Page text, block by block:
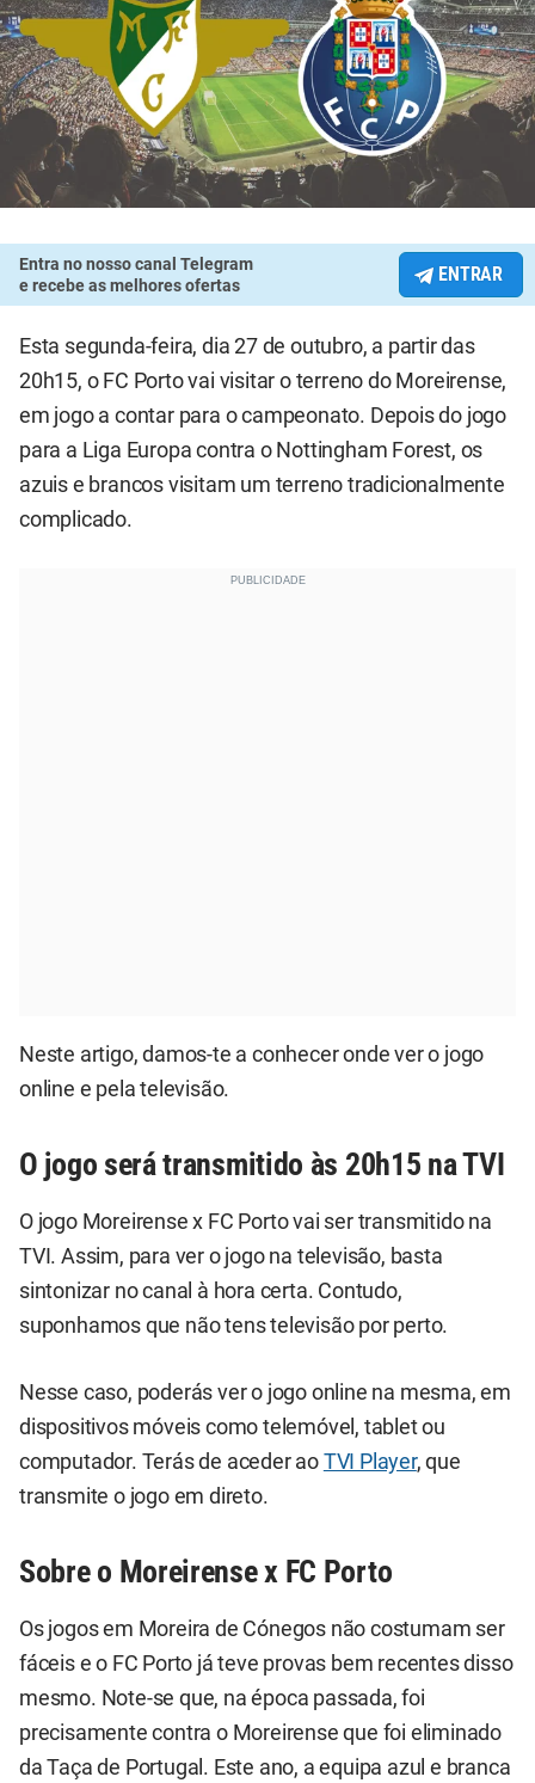
Entra no nosso canal Telegram
e recebe as melhores ofertas
ENTRAR
Esta segunda-feira, dia 27 de outubro, a partir das
20h15, o FC Porto vai visitar o terreno do Moreirense,
em jogo a contar para o campeonato. Depois do jogo
para a Liga Europa contra o Nottingham Forest, os
azuis e brancos visitam um terreno tradicionalmente
complicado.
Neste artigo, damos-te a conhecer onde ver o jogo
online e pela televisão.
O jogo será transmitido às 20h15 na TVI
O jogo Moreirense x FC Porto vai ser transmitido na
TVI. Assim, para ver o jogo na televisão, basta
sintonizar no canal à hora certa. Contudo,
suponhamos que não tens televisão por perto.
Nesse caso, poderás ver o jogo online na mesma, em
dispositivos móveis como telemóvel, tablet ou
computador. Terás de aceder ao TVI Player, que
transmite o jogo em direto.
Sobre o Moreirense x FC Porto
Os jogos em Moreira de Cónegos não costumam ser
fáceis e o FC Porto já teve provas bem recentes disso
mesmo. Note-se que, na época passada, foi
precisamente contra o Moreirense que foi eliminado
da Taça de Portugal. Este ano, a equipa azul e branca